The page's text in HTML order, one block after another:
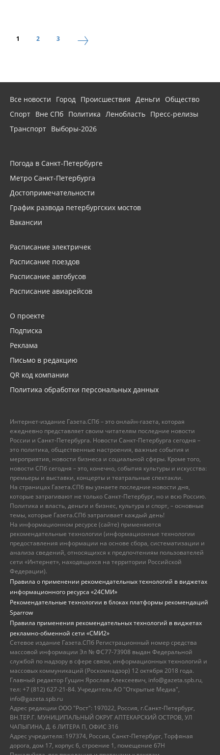
1 2 3
Все новости Город Происшествия Деньги
Общество
Спорт Вне СПб Политика Ленобласть Пресс-релизы
Транспорт Выборы-2026
Погода в Санкт-Петербурге
Метро Санкт-Петербурга
Достопримечательности
График развода петербургских мостов
Вакансии
Расписание электричек
Расписание поездов
Расписание автобусов
Расписание авиарейсов
О проекте
Подписка
Реклама
Письмо в редакцию
QR код компании
Политика обработки персональных данных
Интернет-издание Газета.СПб – это онлайн-газета, которая
ежедневно представляет своим читателям последние новости
России и Санкт-Петербурга. Новости Санкт-Петербурга сегодня –
это политика, общественные настроения, важные события и
мероприятия, новости бизнеса и социальной сферы. Кроме того,
новости СПб сегодня – это, конечно, события культуры и искусства:
премьеры и выставки, концерты и театральные спектакли.
На страницах Газета.СПб вы узнаете последние новости дня,
которые затрагивают не только Санкт-Петербург, но и всю Россию.
Политика и власть, деньги и бизнес, культура и спорт, – основные
темы, которые Газета.СПб затрагивает каждый день!
На информационном ресурсе (сайте) применяются
рекомендательные технологии (информационные технологии
предоставления информации на основе сбора, систематизации и
анализа сведений, относящихся к предпочтениям пользователей
сети «Интернет», находящихся на территории Российской
Федерации).
Правила о применении рекомендательных технологий в виджетах
информационного ресурса «24СМИ»
Рекомендательные технологии в блоках платформы рекомендаций
Sparrow
Правила применения рекомендательных технологий в виджетах
рекламно-обменной сети «СМИ2»
Сетевое издание Газета.СПб Регистрационный номер средства
массовой информации Эл № ФС77-73908 выдан Федеральной
службой по надзору в сфере связи, информационных технологий и
массовых коммуникаций (Роскомнадзор) 12 октября 2018 года.
Главный редактор Гущин Ярослав Алексеевич, info@gazeta.spb.ru,
тел: +7 (812) 627-21-84. Учредитель АО "Открытые Медиа",
info@gazeta.spb.ru
Адрес редакции ООО "Рост": 197022, Россия, г.Санкт-Петербург,
ВН.ТЕР.Г. МУНИЦИПАЛЬНЫЙ ОКРУГ АПТЕКАРСКИЙ ОСТРОВ, УЛ
ЧАПЫГИНА, Д. 6 ЛИТЕРА П, ОФИС 316
Адрес учредителя: 197374, Россия, Санкт-Петербург, Торфяная
дорога, дом 17, корпус 6, строение 1, помещение 67Н